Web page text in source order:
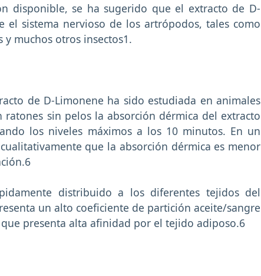
disponible, se ha sugerido que el extracto de D-
el sistema nervioso de los artrópodos, tales como
muchos otros insectos1.
de D-Limonene ha sido estudiada en animales
ratones sin pelos la absorción dérmica del extracto
los niveles máximos a los 10 minutos. En un
que la absorción dérmica es menor
distribuido a los diferentes tejidos del
un alto coeficiente de partición aceite/sangre
presenta alta afinidad por el tejido adiposo.6